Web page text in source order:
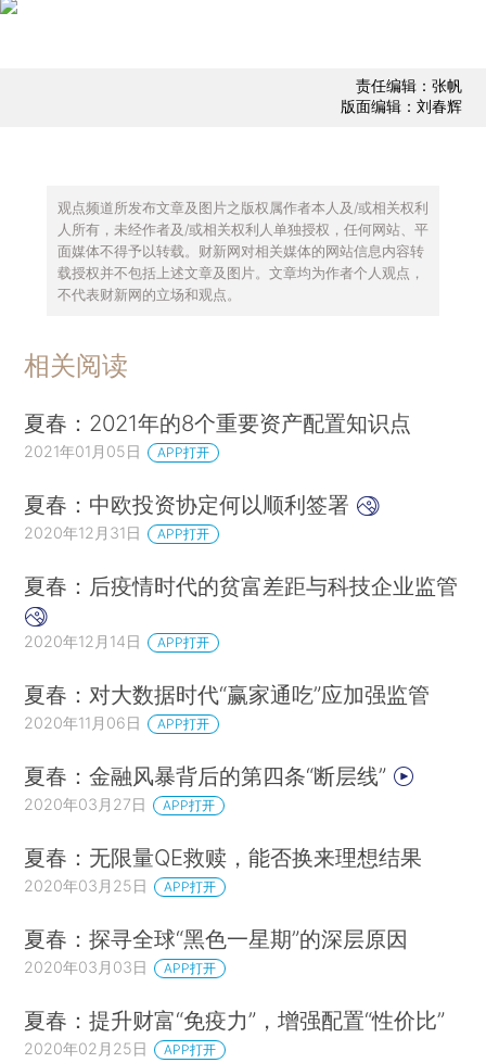
责任编辑：张帆
版面编辑：刘春辉
观点频道所发布文章及图片之版权属作者本人及/或相关权利
人所有，未经作者及/或相关权利人单独授权，任何网站、平
面媒体不得予以转载。财新网对相关媒体的网站信息内容转
载授权并不包括上述文章及图片。文章均为作者个人观点，
不代表财新网的立场和观点。
相关阅读
夏春：2021年的8个重要资产配置知识点
2021年01月05日 APP打开
夏春：中欧投资协定何以顺利签署
2020年12月31日 APP打开
夏春：后疫情时代的贫富差距与科技企业监管
2020年12月14日 APP打开
夏春：对大数据时代“赢家通吃”应加强监管
2020年11月06日 APP打开
夏春：金融风暴背后的第四条“断层线”
2020年03月27日 APP打开
夏春：无限量QE救赎，能否换来理想结果
2020年03月25日 APP打开
夏春：探寻全球“黑色一星期”的深层原因
2020年03月03日 APP打开
夏春：提升财富“免疫力”，增强配置“性价比”
2020年02月25日 APP打开